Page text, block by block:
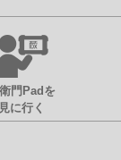
門Padを
見に行く